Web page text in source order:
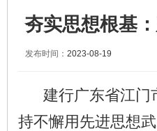
夯实思想根基
发布时间： 2023-08-19
建行广东省江门
持不懈用先进思想